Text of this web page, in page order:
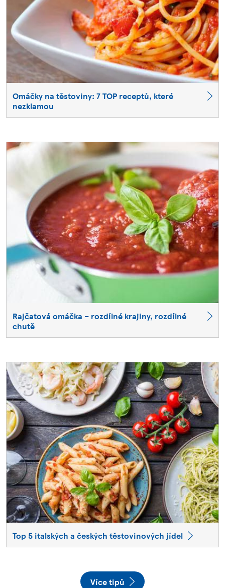
Omáčky na těstoviny: 7 TOP receptů, které
nezklamou
Rajčatová omáčka – rozdílné krajiny, rozdílné
chutě
Top 5 italských a českých těstovinových jídel
Více tipů